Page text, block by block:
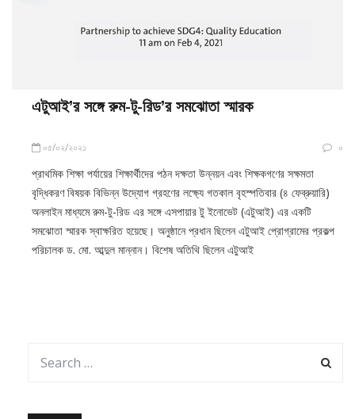
এটুআই’র সঙ্গে রুম-টু-রিড’র সমঝোতা স্মারক
০৫/০২/২০২১ ০
প্রাথমিক শিক্ষা পর্যায়ের শিক্ষার্থীদের পঠন দক্ষতা উন্নয়ন এবং শিক্ষকগণের সক্ষমতা
বৃদ্ধিকরণ বিষয়ক বিভিন্ন উদ্যোগ গ্রহণের লক্ষ্যে গতকাল বৃহস্পতিবার (৪ ফেব্রুয়ারি)
অনলাইন মাধ্যমে রুম-টু-রিড এর সঙ্গে এসপায়ার টু ইনোভেট (এটুআই) এর একটি
সমঝোতা স্মারক স্বাক্ষরিত হয়েছে। অনুষ্ঠানে প্রধান ছিলেন এটুআই প্রোগ্রামের প্রকল্প
পরিচালক ড. মো. আব্দুল মান্নান। বিশেষ অতিথি ছিলেন এটুআই